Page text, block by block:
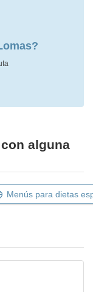
alguna
Menús para dietas